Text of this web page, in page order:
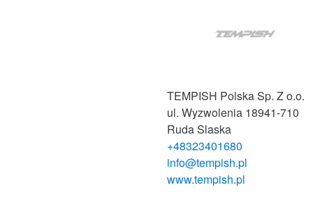
TEMPISH Polska Sp. Z o.o.
ul. Wyzwolenia 18941-710
Ruda Slaska
+48323401680
info@tempish.pl
www.tempish.pl